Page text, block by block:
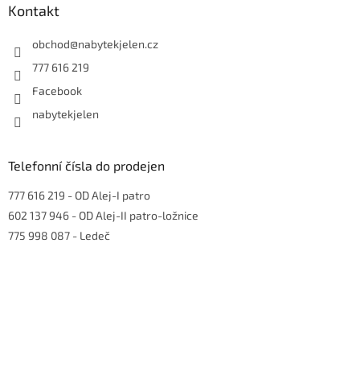
Kontakt
obchod@nabytekjelen.cz
777 616 219
Facebook
nabytekjelen
Telefonní čísla do prodejen
777 616 219 - OD Alej-I patro
602 137 946 - OD Alej-II patro-ložnice
775 998 087 - Ledeč